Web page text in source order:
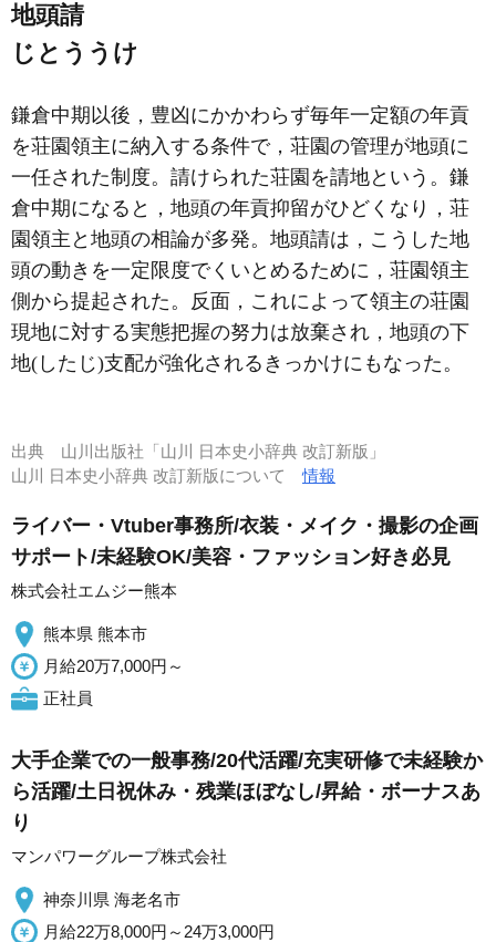
地頭請
じとううけ
鎌倉中期以後，豊凶にかかわらず毎年一定額の年貢
を荘園領主に納入する条件で，荘園の管理が地頭に
一任された制度。請けられた荘園を請地という。鎌
倉中期になると，地頭の年貢抑留がひどくなり，荘
園領主と地頭の相論が多発。地頭請は，こうした地
頭の動きを一定限度でくいとめるために，荘園領主
側から提起された。反面，これによって領主の荘園
現地に対する実態把握の努力は放棄され，地頭の下
地(したじ)支配が強化されるきっかけにもなった。
出典 山川出版社「山川 日本史小辞典 改訂新版」
山川 日本史小辞典 改訂新版について情報
ライバー・Vtuber事務所/衣装・メイク・撮影の企画
サポート/未経験OK/美容・ファッション好き必見
株式会社エムジー熊本
熊本県 熊本市
月給20万7,000円～
正社員
大手企業での一般事務/20代活躍/充実研修で未経験か
ら活躍/土日祝休み・残業ほぼなし/昇給・ボーナスあ
り
マンパワーグループ株式会社
神奈川県 海老名市
月給22万8,000円～24万3,000円